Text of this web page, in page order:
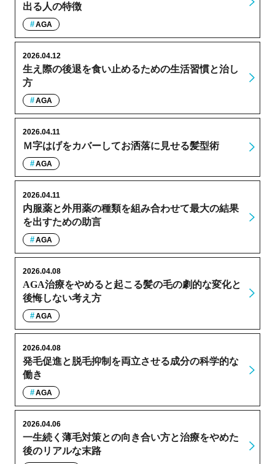
出る人の特徴
AGA
生え際の後退を食い止めるための生活習慣と治し
方
2026.04.12
AGA
Ｍ字はげをカバーしてお洒落に見せる髪型術
2026.04.11
AGA
内服薬と外用薬の種類を組み合わせて最大の結果
を出すための助言
2026.04.11
AGA
AGA治療をやめると起こる髪の毛の劇的な変化と
後悔しない考え方
2026.04.08
AGA
発毛促進と脱毛抑制を両立させる成分の科学的な
働き
2026.04.08
AGA
一生続く薄毛対策との向き合い方と治療をやめた
後のリアルな末路
2026.04.06